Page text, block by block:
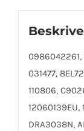
0986042261,
031477,
110806,
12060139EU,
DRA3038N,